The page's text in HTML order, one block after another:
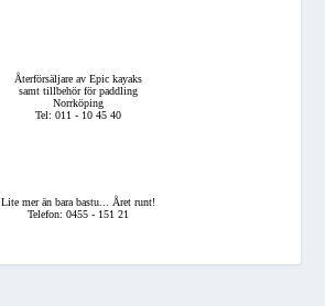
Återförsäljare av Epic kayaks
samt tillbehör för paddling
Norrköping
Tel: 011 - 10 45 40
Lite mer än bara bastu... Året runt!
Telefon: 0455 - 151 21